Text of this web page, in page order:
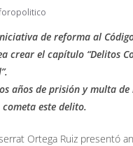
de reforma al
crear el capítulo “Delitos
años de prisión y multa de
cometa este delito.
Ortega Ruiz presentó